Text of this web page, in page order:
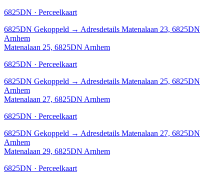
6825DN · Perceelkaart
6825DN Gekoppeld → Adresdetails Matenalaan 23, 6825DN
Arnhem
Matenalaan 25, 6825DN Arnhem
6825DN · Perceelkaart
6825DN Gekoppeld → Adresdetails Matenalaan 25, 6825DN
Arnhem
Matenalaan 27, 6825DN Arnhem
6825DN · Perceelkaart
6825DN Gekoppeld → Adresdetails Matenalaan 27, 6825DN
Arnhem
Matenalaan 29, 6825DN Arnhem
6825DN · Perceelkaart